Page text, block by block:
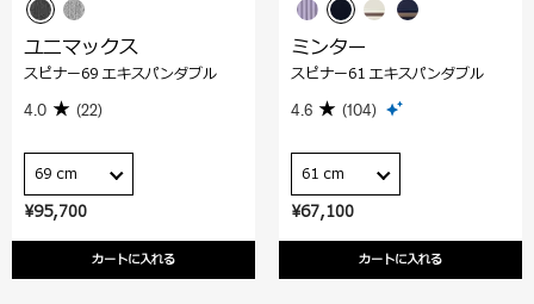
¥95,700
カートに入れる
ユニマックス
スピナー69 エキスパンダブル
4.0 (22)
69 cm
¥67,100
カートに入れる
ミンター
スピナー61 エキスパンダブル
4.6 (104)
61 cm